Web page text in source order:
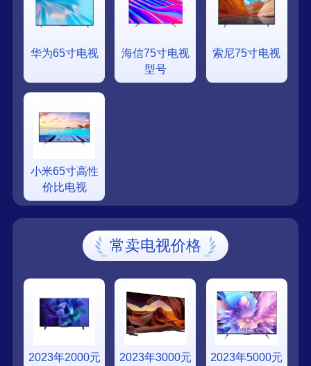
华为65寸电视
海信75寸电视
型号
索尼75寸电视
小米65寸高性
价比电视
常卖电视价格
2023年2000元
2023年3000元
2023年5000元